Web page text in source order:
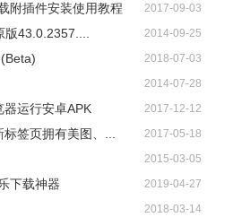
附插件安装使用教程 2017-09-03
43.0.2357.... 2014-09-25
2018-07-03
2014-07-28
运行安卓APK 2017-12-12
签页拥有美图、... 2017-05-18
2015-03-05
下载神器 2019-04-27
2018-03-14